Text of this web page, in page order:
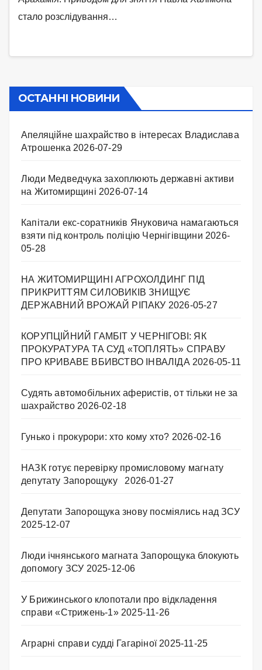
стало розслідування…
ОСТАННІ НОВИНИ
Апеляційне шахрайство в інтересах Владислава
Атрошенка 2026-07-29
Люди Медведчука захоплюють державні активи
на Житомирщині 2026-07-14
Капітали екс-соратників Януковича намагаються
взяти під контроль поліцію Чернігівщини 2026-
05-28
НА ЖИТОМИРЩИНІ АГРОХОЛДИНГ ПІД
ПРИКРИТТЯМ СИЛОВИКІВ ЗНИЩУЄ
ДЕРЖАВНИЙ ВРОЖАЙ РІПАКУ ​ 2026-05-27
КОРУПЦІЙНИЙ ГАМБІТ У ЧЕРНІГОВІ: ЯК
ПРОКУРАТУРА ТА СУД «ТОПЛЯТЬ» СПРАВУ
ПРО КРИВАВЕ ВБИВСТВО ІНВАЛІДА 2026-05-11
Судять автомобільних аферистів, от тільки не за
шахрайство 2026-02-18
Гунько і прокурори: хто кому хто? 2026-02-16
НАЗК готує перевірку промисловому магнату
депутату Запорощуку
2026-01-27
Депутати Запорощука знову посміялись над ЗСУ
2025-12-07
Люди ічнянського магната Запорощука блокують
допомогу ЗСУ 2025-12-06
У Брижинського клопотали про відкладення
справи «Стрижень-1» 2025-11-26
Аграрні справи судді Гагаріної 2025-11-25